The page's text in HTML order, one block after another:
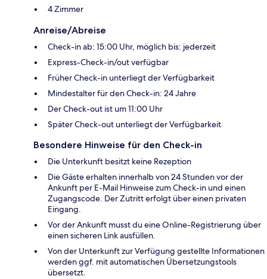
4 Zimmer
Anreise/Abreise
Check-in ab: 15:00 Uhr, möglich bis: jederzeit
Express-Check-in/out verfügbar
Früher Check-in unterliegt der Verfügbarkeit
Mindestalter für den Check-in: 24 Jahre
Der Check-out ist um 11:00 Uhr
Später Check-out unterliegt der Verfügbarkeit
Besondere Hinweise für den Check-in
Die Unterkunft besitzt keine Rezeption
Die Gäste erhalten innerhalb von 24 Stunden vor der
Ankunft per E-Mail Hinweise zum Check-in und einen
Zugangscode. Der Zutritt erfolgt über einen privaten
Eingang.
Vor der Ankunft musst du eine Online-Registrierung über
einen sicheren Link ausfüllen.
Von der Unterkunft zur Verfügung gestellte Informationen
werden ggf. mit automatischen Übersetzungstools
übersetzt.